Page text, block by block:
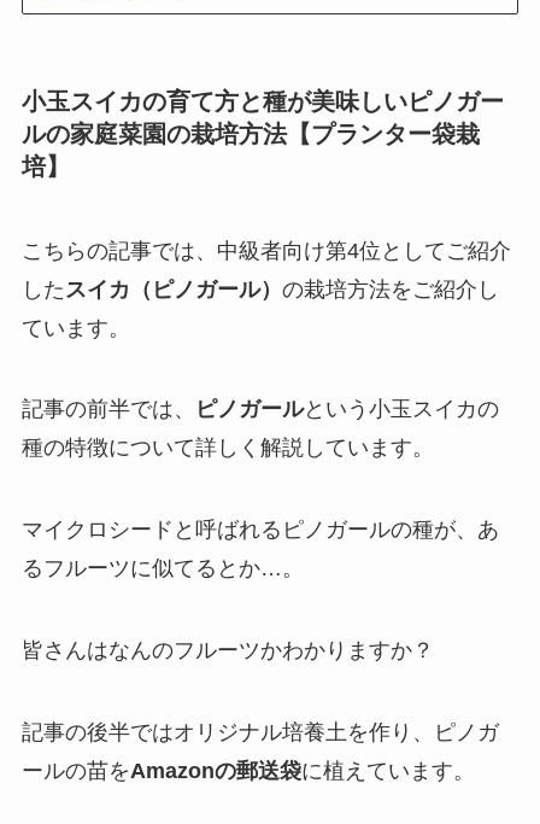
小玉スイカの育て方と種が美味しいピノガー
ルの家庭菜園の栽培方法【プランター袋栽
培】
こちらの記事では、中級者向け第4位としてご紹介
した スイカ（ピノガール） の栽培方法をご紹介し
ています。
記事の前半では、 ピノガールという小玉スイカの
種の特徴について詳しく解説しています。
マイクロシードと呼ばれるピノガールの種が、あ
るフルーツに似てるとか…。
皆さんはなんのフルーツかわかりますか？
記事の後半ではオリジナル培養土を作り、ピノガ
ールの苗をAmazonの郵送袋に植えています。